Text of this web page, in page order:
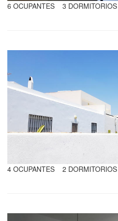
6 OCUPANTES 3 DORMITORIOS
4 OCUPANTES 2 DORMITORIOS